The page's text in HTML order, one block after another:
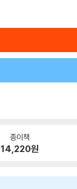
종이책
14,220원